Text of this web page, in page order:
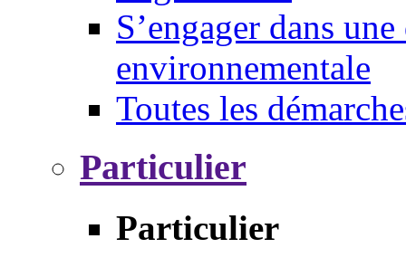
S’engager dans
environnementale
Toutes les
Particulier
Particulier